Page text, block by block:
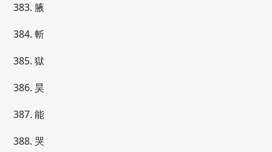
383. 腋
384. 斬
385. 獄
386. 昊
387. 能
388. 哭